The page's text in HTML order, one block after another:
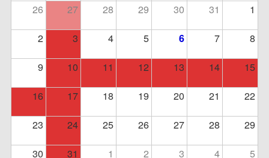
26 27 28 29 30 31
1
2
3 4 5 6 7
8
9
10 11 12 13 14
15
16
17 18 19 20 21
22
23
24 25 26 27 28
29
30
31 1 2 3 4 5